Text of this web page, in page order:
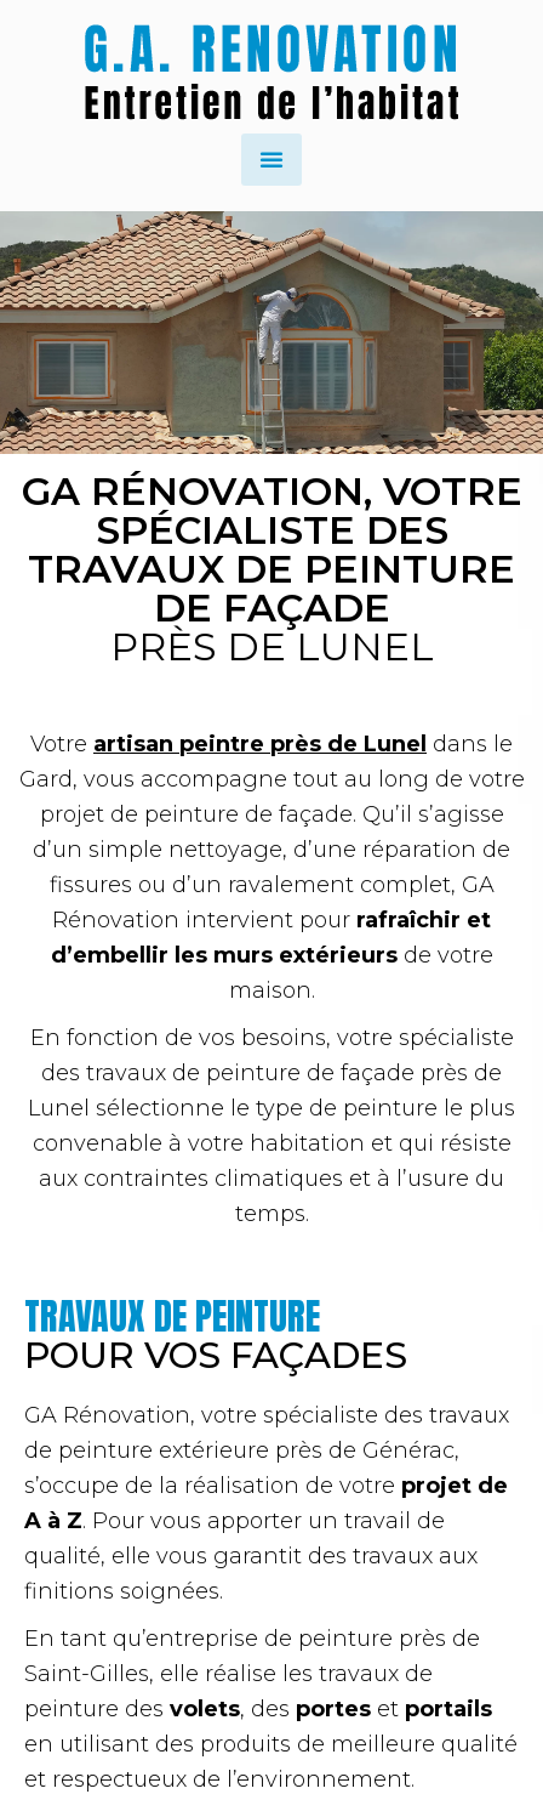
GA RÉNOVATION, VOTRE
SPÉCIALISTE DES
TRAVAUX DE PEINTURE
DE FAÇADE
PRÈS DE LUNEL
Votre artisan peintre près de Lunel dans le
Gard, vous accompagne tout au long de votre
projet de peinture de façade. Qu’il s’agisse
d’un simple nettoyage, d’une réparation de
fissures ou d’un ravalement complet, GA
Rénovation intervient pour rafraîchir et
d’embellir les murs extérieursde votre
maison.
En fonction de vos besoins, votre spécialiste
des travaux de peinture de façade près de
Lunel sélectionne le type de peinture le plus
convenable à votre habitation et qui résiste
aux contraintes climatiques et à l’usure du
temps.
TRAVAUX DE PEINTURE
POUR VOS FAÇADES​
GA Rénovation, votre spécialiste des travaux
de peinture extérieure près de Générac,
s’occupe de la réalisation de votre projet de
A à Z. Pour vous apporter un travail de
qualité, elle vous garantit des travaux aux
finitions soignées.
En tant qu’entreprise de peinture près de
Saint-Gilles, elle réalise les travaux de
peinture des volets, des portes et portails
en utilisant des produits de meilleure qualité
et respectueux de l’environnement.